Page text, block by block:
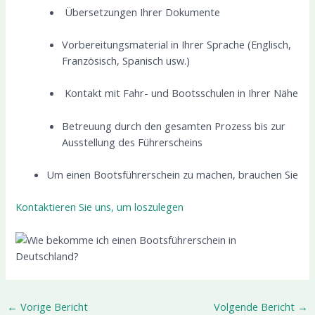
Übersetzungen Ihrer Dokumente
Vorbereitungsmaterial in Ihrer Sprache (Englisch,
Französisch, Spanisch usw.)
Kontakt mit Fahr- und Bootsschulen in Ihrer Nähe
Betreuung durch den gesamten Prozess bis zur
Ausstellung des Führerscheins
Um einen Bootsführerschein zu machen, brauchen Sie
Kontaktieren Sie uns, um loszulegen
← Vorige Bericht Volgende Bericht →